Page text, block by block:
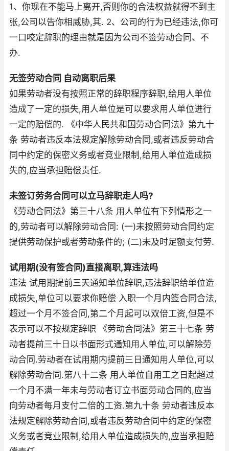
1、你现在不能马上离开,否则你的合法权益就得不到主
张,公司以告你相威胁,其. 2、公司的行为已经违法,你可
一口咬定辞职的理由就是因为公司不签劳动合同、不
办.
无签劳动合同 自动离职后果
如果劳动者没有按照正常的辞职程序辞职,给用人单位
造成了一定的损失,用人单位是可以要求用人单位进行
一定的赔偿的. 《中华人民共和国劳动合同法》第九十
条 劳动者违反本法规定解除劳动合同,或者违反劳动合
同中约定的保密义务或者竞业限制,给用人单位造成损
失的,应当承担赔偿责任.
未签订劳务合同可以立马辞职走人吗?
《劳动合同法》第三十八条 用人单位有下列情形之一
的,劳动者可以解除劳动合同: (一)未按照劳动合同约定
提供劳动保护或者劳动条件的; (二)未及时足额支付劳.
试用期(没有签合同)直接离职,算违法吗
违法 试用期提前三天通知单位辞职,违法辞职给单位造
成损失,单位可以要求你赔偿 入职一个月内签合同合法,
超过一个月不签合同,第二个月起可以双倍工资,但是不
表示可以不按规定辞职 《劳动合同法》第三十七条 劳
动者提前三十日以书面形式通知用人单位,可以解除劳
动合同.劳动者在试用期内提前三日通知用人单位,可以
解除劳动合同.第八十二条 用人单位自用工之日起超过
一个月不满一年未与劳动者订立书面劳动合同的,应当
向劳动者每月支付二倍的工资.第九十条 劳动者违反本
法规定解除劳动合同,或者违反劳动合同中约定的保密
义务或者竞业限制,给用人单位造成损失的,应当承担赔